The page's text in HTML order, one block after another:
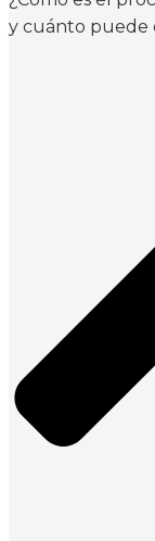
y cuánto puede